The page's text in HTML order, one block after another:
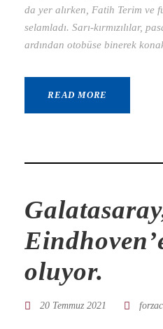
da yer alırken, Fatih Terim ve
selamladı. Sarı-kırmızılılar,
ardından otobüse binerek
READ MORE
oluyor.
20 Temmuz 2021